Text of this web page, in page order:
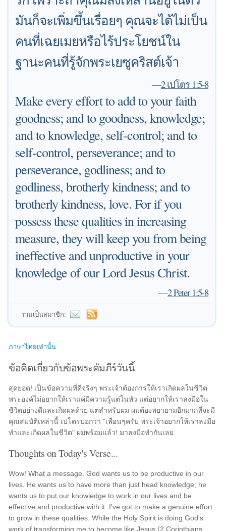
มันก็จะเพิ่มขึ้นเรื่อยๆ คุณจะได้ไม่เป็น
คนที่เฉยเมยหรือไร้ประโยชน์ใน
ฐานะคนที่รู้จักพระเยซูคริสต์เจ้า
—2 เปโตร 1:5-8
Make every effort to add to your faith
goodness; and to goodness, knowledge;
and to knowledge, self-control; and to
self-control, perseverance; and to
perseverance, godliness; and to
godliness, brotherly kindness; and to
brotherly kindness, love. For if you
possess these qualities in increasing
measure, they will keep you from being
ineffective and unproductive in your
knowledge of our Lord Jesus Christ.
—2 Peter 1:5-8
ร่วมเป็นสมาชิก:
ภาษาไทยเท่านั้น
ข้อคิดเกี่ยวกับข้อพระคัมภีร์วันนี้
สุดยอด! เป็นข้อความที่ดีจริงๆ พระเจ้าต้องการให้เราเกิดผลในชีวิต
พระองค์ไม่อยากให้เราแค่มีความรู้แต่ในหัว แต่อยากให้เราลงมือใน
ชีวิตอย่างดีและเกิดผลด้วย แต่สำหรับผม ผมต้องพยายามอีกมากที่จะมี
คุณสมบัติเหล่านี้ เปโตรบอกว่า "เพื่อนๆครับ พระเจ้าอยากให้เราลงมือ
ทำและเกิดผลในชีวิต" ผมพร้อมแล้ว! มาลงมือทำกันเลย
Thoughts on Today's Verse...
Wow! What a message. God wants us to be productive in our
lives. He wants us to have more than just head knowledge; he
wants us to put our knowledge to work in our lives and be
effective and productive with it. I've got to make a genuine effort
to grow in these qualities. While the Holy Spirit is doing God's
work of transforming me to become like Jesus (2 Corinthians